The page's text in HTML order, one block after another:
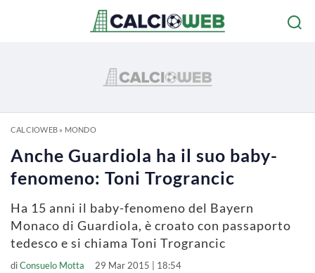
CALCIOWEB» MONDO
Anche Guardiola ha il suo baby-
fenomeno: Toni Trograncic
Ha 15 anni il baby-fenomeno del Bayern
Monaco di Guardiola, è croato con passaporto
tedesco e si chiama Toni Trograncic
diConsuelo Motta 29 Mar 2015 | 18:54